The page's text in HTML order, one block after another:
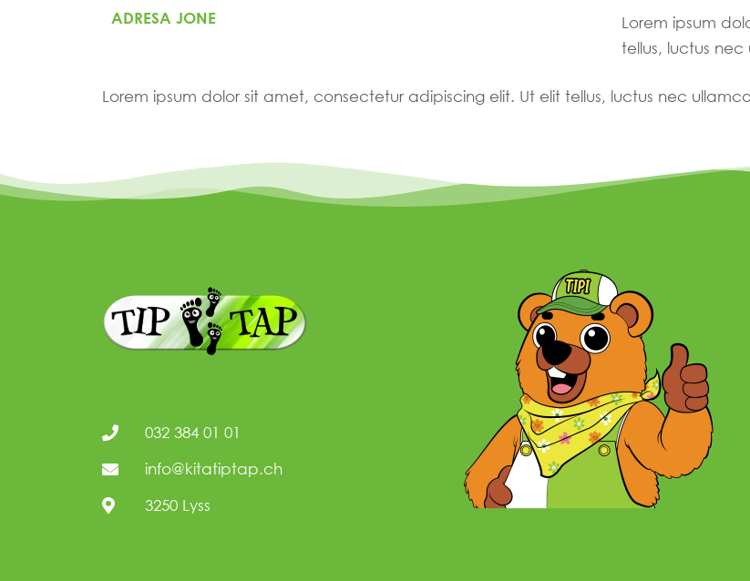
ADRESA JONE
Lorem ipsum
tellus, luctus
Lorem ipsum dolor sit amet, consectetur adipiscing elit. Ut elit tellus, luctus nec
032 384 01 01
info@kitatiptap.ch
3250 Lyss